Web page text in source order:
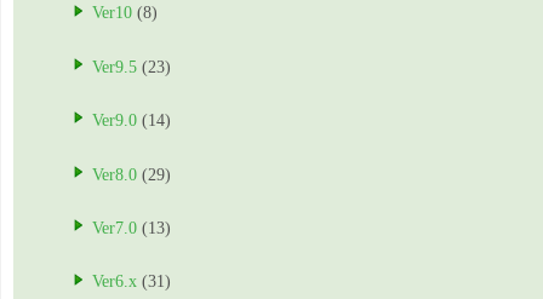
Ver10 (8)
Ver9.5 (23)
Ver9.0 (14)
Ver8.0 (29)
Ver7.0 (13)
Ver6.x (31)